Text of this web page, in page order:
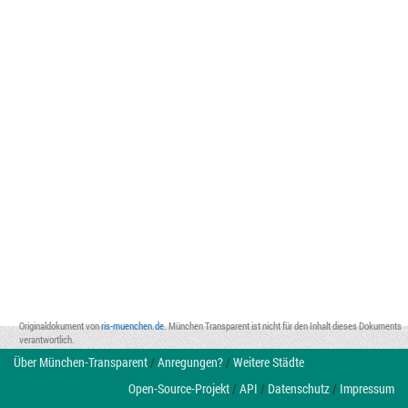
Originaldokument vonris-muenchen.de. München Transparent ist nicht für den Inhalt dieses Dokuments
verantwortlich.
Über München-Transparent/Anregungen?/Weitere Städte
Open-Source-Projekt/API / Datenschutz/ Impressum